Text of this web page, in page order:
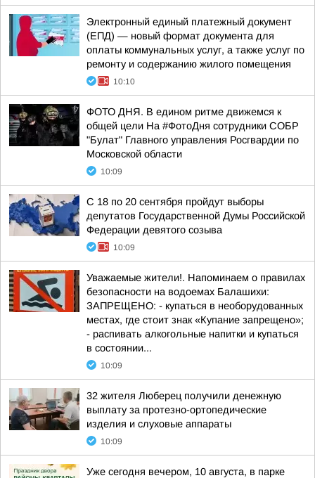
Электронный единый платежный документ
(ЕПД) — новый формат документа для
оплаты коммунальных услуг, а также услуг по
ремонту и содержанию жилого помещения
10:10
ФОТО ДНЯ. В едином ритме движемся к
общей цели На #ФотоДня сотрудники СОБР
"Булат" Главного управления Росгвардии по
Московской области
10:09
С 18 по 20 сентября пройдут выборы
депутатов Государственной Думы Российской
Федерации девятого созыва
10:09
Уважаемые жители!. Напоминаем о правилах
безопасности на водоемах Балашихи:
ЗАПРЕЩЕНО: - купаться в необорудованных
местах, где стоит знак «Купание запрещено»;
- распивать алкогольные напитки и купаться
в состоянии...
10:09
32 жителя Люберец получили денежную
выплату за протезно-ортопедические
изделия и слуховые аппараты
10:09
Уже сегодня вечером, 10 августа, в парке